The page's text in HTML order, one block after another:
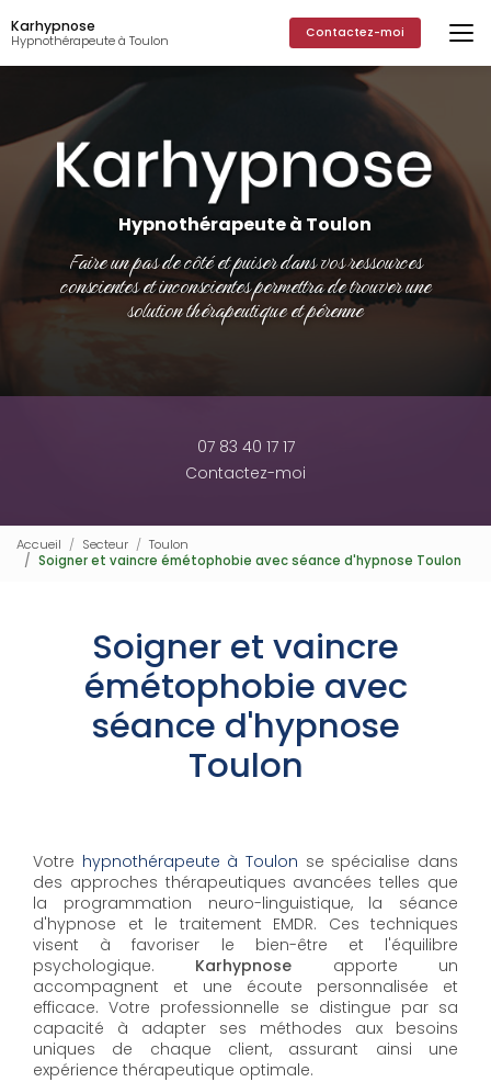
au
contenu
principal
Karhypnose
Hypnothérapeute à Toulon Contactez-moi
Hypnothérapeute à Toulon
Faire un pas de côté et puiser dans vos ressources
conscientes et inconscientes permettra de trouver une
solution thérapeutique et pérenne
07 83 40 17 17
Contactez-moi
Accueil Secteur
Toulon
Soigner et vaincre émétophobie avec séance d'hypnose Toulon
Soigner et vaincre
émétophobie avec
séance d'hypnose
Toulon
Votre hypnothérapeute à Toulon se spécialise dans
des approches thérapeutiques avancées telles que
la programmation neuro-linguistique, la séance
d'hypnose et le traitement EMDR. Ces techniques
visent à favoriser le bien-être et l'équilibre
psychologique. Karhypnose apporte un
accompagnent et une écoute personnalisée et
efficace. Votre professionnelle se distingue par sa
capacité à adapter ses méthodes aux besoins
uniques de chaque client, assurant ainsi une
expérience thérapeutique optimale.